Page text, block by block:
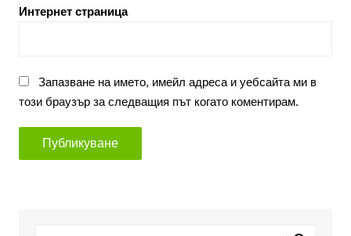
Интернет страница
Запазване на името, имейл адреса и уебсайта ми в
този браузър за следващия път когато коментирам.